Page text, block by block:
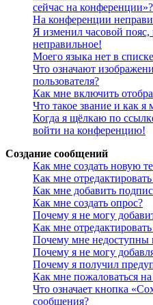
сейчас на конференции»?
На конференции
Я изменил часовой пояс,
неправильное!
Моего языка нет в
Что означают
пользователя?
Как мне включить
Что такое звание и как я
Когда я щёлкаю по
войти на конференцию!
Создание сообщений
Как мне создать новую
Как мне
Как мне добавить
Как мне создать опрос?
Почему я не могу
Как мне
Почему мне недоступны
Почему я не могу
Почему я получил
Как мне пожаловаться
Что означает кнопка
сообщения?